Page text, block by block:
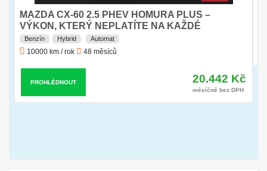
MAZDA CX-60 2.5 PHEV HOMURA PLUS –
VÝKON, KTERÝ NEPLATÍTE NA KAŽDÉ
TANKOVÁNÍ
Benzín Hybrid Automat
10000 km / rok 48 měsíců
PROHLÉDNOUT 20.442 Kč
měsíčně bez DPH